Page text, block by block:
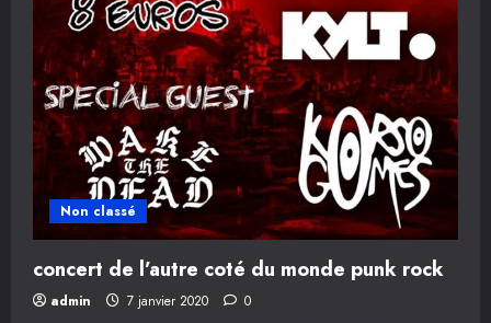
Non classé
concert de l’autre coté du monde punk rock
admin 7 janvier 2020 0